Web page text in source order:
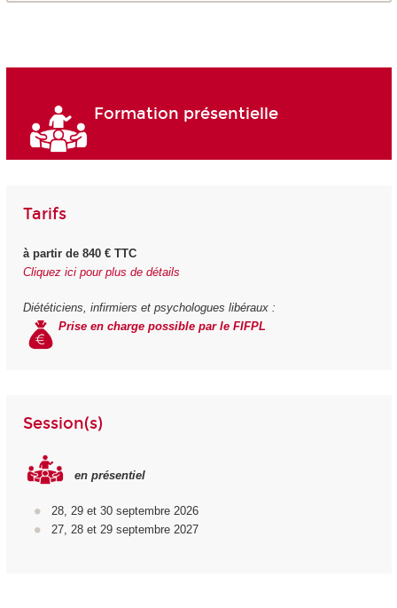
Formation présentielle
Tarifs
à partir de 840 € TTC
Cliquez ici pour plus de détails
Diététiciens, infirmiers et psychologues libéraux :
Prise en charge possible par le FIFPL
Session(s)
en présentiel
28, 29 et 30 septembre 2026
27, 28 et 29 septembre 2027